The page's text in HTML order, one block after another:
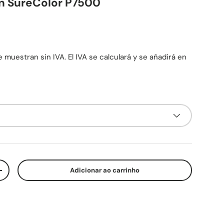
sin IVA. El IVA se calculará y se añadirá en
a quantidadeAdicionar ao carrinho